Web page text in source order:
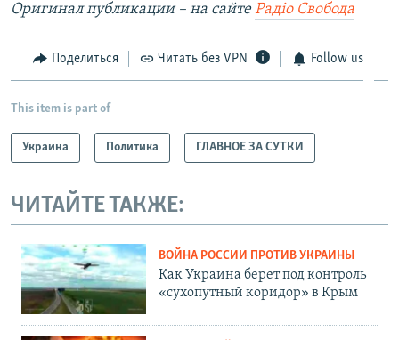
Оригинал публикации – на сайтеРадіо Свобода
Поделиться Читать без VPN Follow us
This item is part of
Украина Политика ГЛАВНОЕ ЗА СУТКИ
ЧИТАЙТЕ ТАКЖЕ:
ВОЙНА РОССИИ ПРОТИВ УКРАИНЫ
Как Украина берет под контроль
«сухопутный коридор» в Крым